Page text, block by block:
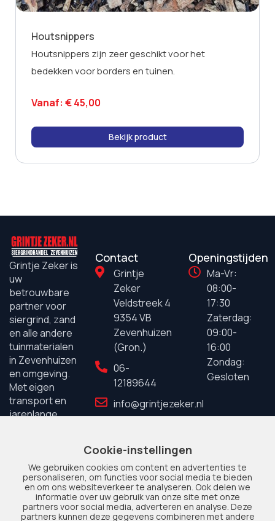
Houtsnippers
Houtsnippers zijn zeer geschikt voor het
bedekken voor borders en tuinen.
Vanaf: €45,00
Bekijk product
Grintje Zeker is
uw
betrouwbare
partner voor
siergrind, zand
en alle andere
tuinmaterialen
in Zevenhuizen
en omgeving.
Met eigen
transport en
jarenlange
service.
Contact
Grintje
Zeker
Veldstreek 4
9354 VB
Zevenhuizen
(Gron.)
06-
12189644
info@grintjezeker.nl
Openingstijden
Ma-Vr:
08:00-
17:30
Zaterdag:
09:00-
16:00
Zondag:
Gesloten
Cookie-instellingen
We gebruiken cookies om content en advertenties te
personaliseren, om functies voor social media te bieden
en om ons websiteverkeer te analyseren. Ook delen we
informatie over uw gebruik van onze site met onze
partners voor social media, adverteren en analyse. Deze
partners kunnen deze gegevens combineren met andere